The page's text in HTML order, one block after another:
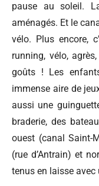
pause au soleil.
aménagés. Et le
vélo. Plus encore,
running, vélo,
goûts ! Les
immense aire de
aussi une
braderie, des
ouest (canal Saint-
(rue d’Antrain) et
tenus en laisse avec